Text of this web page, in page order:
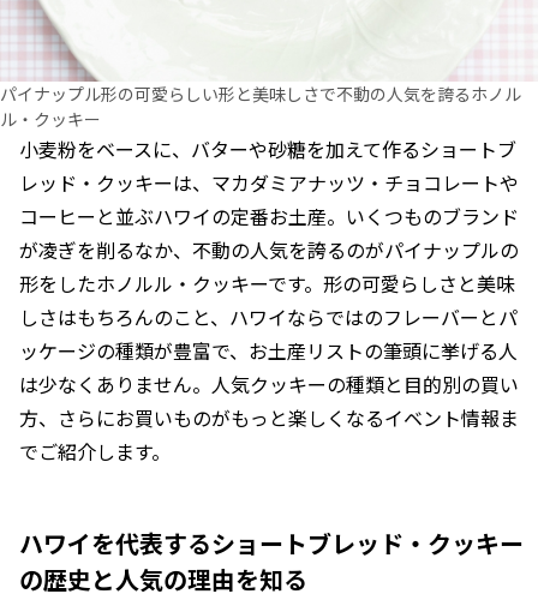
パイナップル形の可愛らしい形と美味しさで不動の人気を誇るホノル
ル・クッキー
小麦粉をベースに、バターや砂糖を加えて作るショートブ
レッド・クッキーは、マカダミアナッツ・チョコレートや
コーヒーと並ぶハワイの定番お土産。いくつものブランド
が凌ぎを削るなか、不動の人気を誇るのがパイナップルの
形をしたホノルル・クッキーです。形の可愛らしさと美味
しさはもちろんのこと、ハワイならではのフレーバーとパ
ッケージの種類が豊富で、お土産リストの筆頭に挙げる人
は少なくありません。人気クッキーの種類と目的別の買い
方、さらにお買いものがもっと楽しくなるイベント情報ま
でご紹介します。
ハワイを代表するショートブレッド・クッキー
の歴史と人気の理由を知る